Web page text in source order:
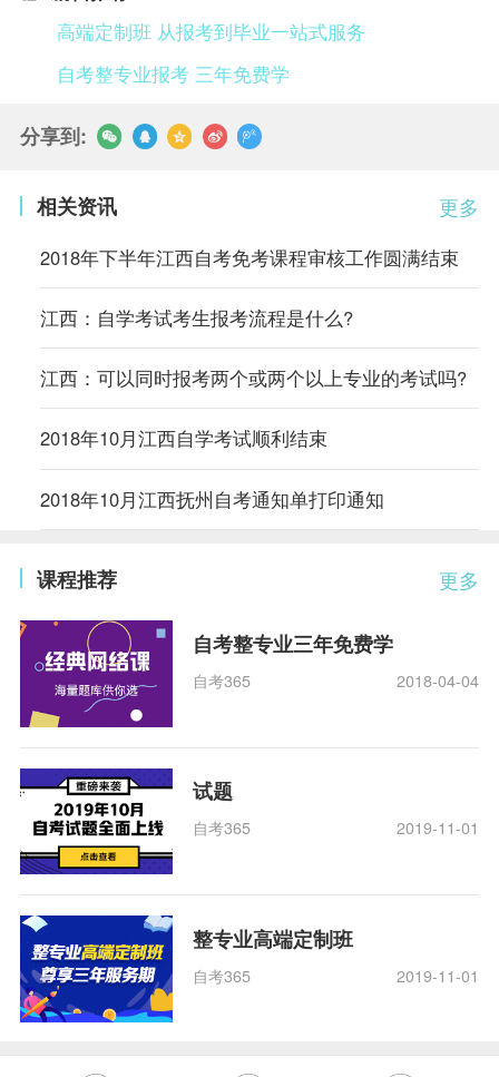
高端定制班 从报考到毕业一站式服务
自考整专业报考 三年免费学
分享到:
更多
相关资讯
2018年下半年江西自考免考课程审核工作圆满结束
江西：自学考试考生报考流程是什么?
江西：可以同时报考两个或两个以上专业的考试吗?
2018年10月江西自学考试顺利结束
2018年10月江西抚州自考通知单打印通知
更多
课程推荐
自考整专业三年免费学
自考365 2018-04-04
试题
自考365 2019-11-01
整专业高端定制班
自考365 2019-11-01